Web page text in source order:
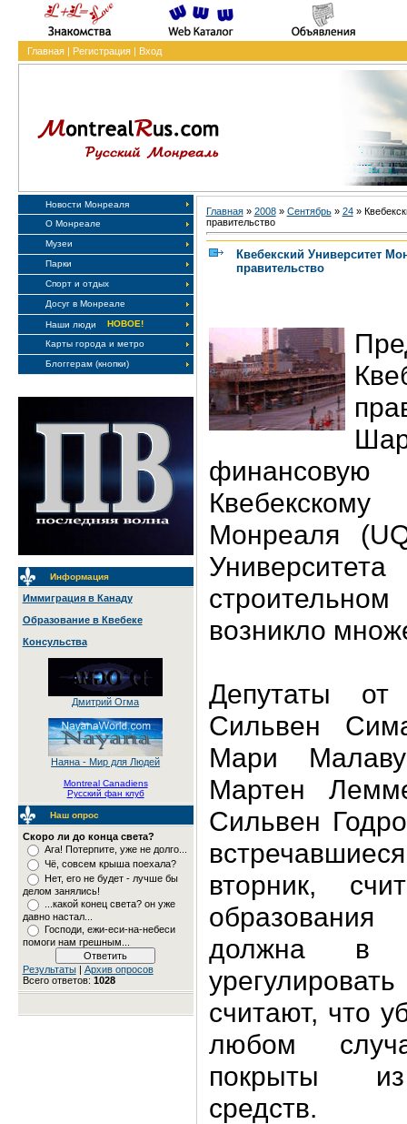
Главная| Регистрация| Вход
Новости Монреаля
О Монреале
Музеи
Парки
Спорт и отдых
Досуг в Монреале
Наши люди
НОВОЕ!
Карты города и метро
Блоггерам (кнопки)
Информация
Иммиграция в Канаду
Образование в Квебеке
Консульства
Дмитрий Огма
Наяна - Мир для Людей
Montreal Canadiens
Русский фан клуб
Наш опрос
Скоро ли до конца света?
Ага! Потерпите, уже не долго...
Чё, совсем крыша поехала?
Нет, его не будет - лучше бы
делом занялись!
...какой конец света? он уже
давно настал...
Господи, ежи-еси-на-небеси
помоги нам грешным...
Результаты| Архив опросов
Всего ответов: 1028
Главная» 2008 » Сентябрь » 24»
правительство
Квебекский Университет
правительство
Монреаля
возникло
Депутаты от
Сильвен
Мари
Мартен
Сильвен
вторник,
должна в
считают, что
любом
покрыты из
средств.